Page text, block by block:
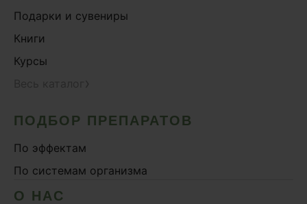
Подарки и сувениры
Книги
Курсы
ПОДБОР ПРЕПАРАТОВ
По эффектам
По системам организма
О НАС